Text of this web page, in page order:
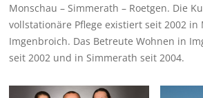
Monschau – Simmerath – Roetgen. Die
vollstationäre Pflege existiert seit 2002 in
Imgenbroich. Das Betreute Wohnen in
seit 2002 und in Simmerath seit 2004.